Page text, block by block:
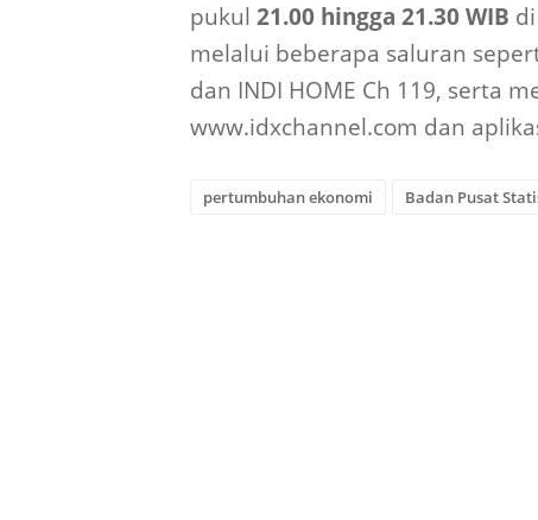
pukul 21.00 hingga 21.30 WIB
melalui beberapa saluran
dan INDI HOME Ch 119, serta
www.idxchannel.com dan
pertumbuhan ekonomi Badan Pusat